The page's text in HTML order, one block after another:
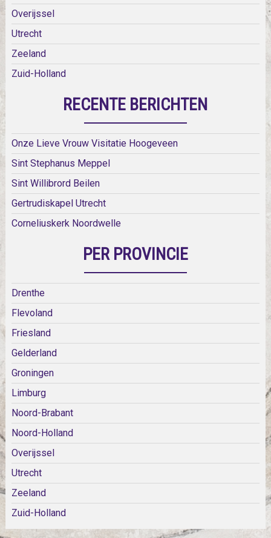
Overijssel
Utrecht
Zeeland
Zuid-Holland
RECENTE BERICHTEN
Onze Lieve Vrouw Visitatie Hoogeveen
Sint Stephanus Meppel
Sint Willibrord Beilen
Gertrudiskapel Utrecht
Corneliuskerk Noordwelle
PER PROVINCIE
Drenthe
Flevoland
Friesland
Gelderland
Groningen
Limburg
Noord-Brabant
Noord-Holland
Overijssel
Utrecht
Zeeland
Zuid-Holland